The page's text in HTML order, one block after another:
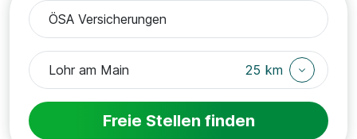
25 km
Freie Stellen finden